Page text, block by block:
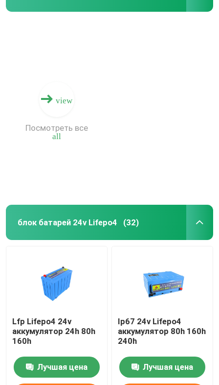
Продукция
О Компании
Наша фабрика
view
all
Посмотреть все
блок батарей 24v Lifepo4 (32)
Lfp Lifepo4 24v
аккумулятор 24h 80h
160h
Лучшая цена
Ip67 24v Lifepo4
аккумулятор 80h 160h
240h
Лучшая цена